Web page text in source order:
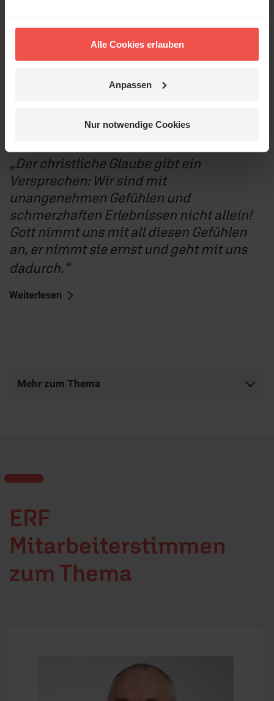
Alle Cookies erlauben
Anpassen
Nur notwendige Cookies
Der christliche Glaube gibt ein
Versprechen: Wir sind mit
unangenehmen Gefühlen und
schmerzhaften Erlebnissen nicht allein!
Gott nimmt uns mit all diesen Gefühlen
an, er nimmt sie ernst und geht mit uns
dadurch.
Weiterlesen
Mehr zum Thema
ERF
Mitarbeiterstimmen
zum Thema